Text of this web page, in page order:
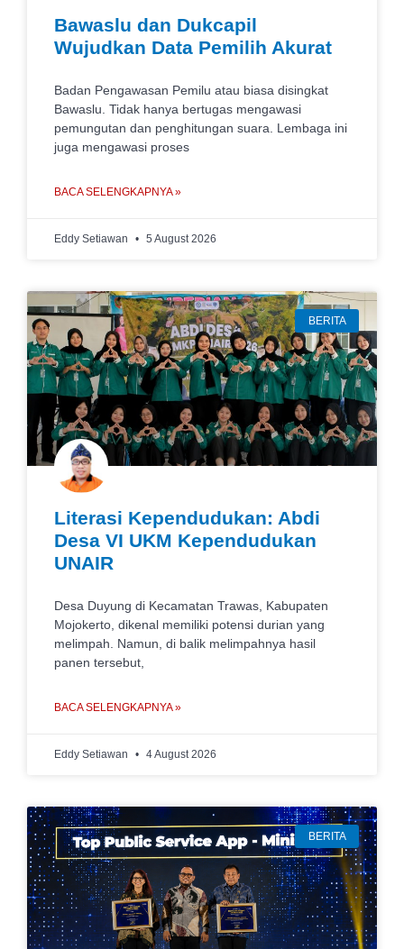
Bawaslu dan Dukcapil
Wujudkan Data Pemilih Akurat
Badan Pengawasan Pemilu atau biasa disingkat
Bawaslu. Tidak hanya bertugas mengawasi
pemungutan dan penghitungan suara. Lembaga ini
juga mengawasi proses
BACA SELENGKAPNYA »
Eddy Setiawan 5 August 2026
BERITA
Literasi Kependudukan: Abdi
Desa VI UKM Kependudukan
UNAIR
Desa Duyung di Kecamatan Trawas, Kabupaten
Mojokerto, dikenal memiliki potensi durian yang
melimpah. Namun, di balik melimpahnya hasil
panen tersebut,
BACA SELENGKAPNYA »
Eddy Setiawan 4 August 2026
BERITA